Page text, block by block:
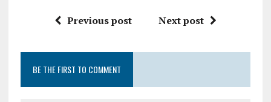
Previous post Next post
BE THE FIRST TO COMMENT